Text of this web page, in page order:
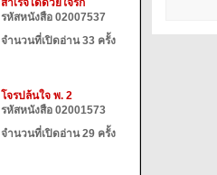
สำเร็จได้ด้วยใจรัก
รหัสหนังสือ 02007537
จำนวนที่เปิดอ่าน 33 ครั้ง
โจรปล้นใจ พ. 2
รหัสหนังสือ 02001573
จำนวนที่เปิดอ่าน 29 ครั้ง